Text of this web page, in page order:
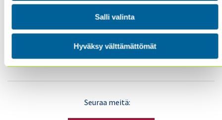
Salli valinta
Hyväksy välttämättömät
TIETOSUOJA JA EVÄSTEET
Seuraa meitä: